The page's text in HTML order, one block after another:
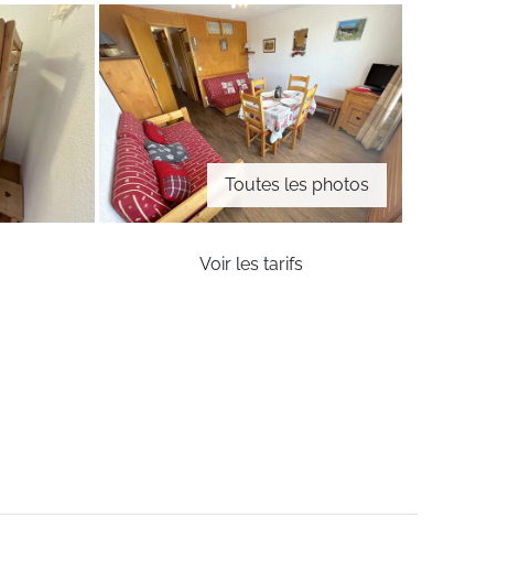
Toutes les photos
Voir les tarifs